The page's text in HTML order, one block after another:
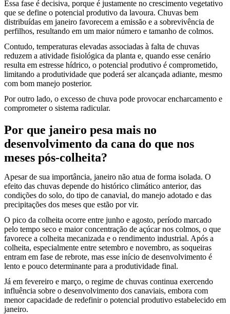
Essa fase é decisiva, porque é justamente no crescimento vegetativo
que se define o potencial produtivo da lavoura. Chuvas bem
distribuídas em janeiro favorecem a emissão e a sobrevivência de
perfilhos, resultando em um maior número e tamanho de colmos.
Contudo, temperaturas elevadas associadas à falta de chuvas
reduzem a atividade fisiológica da planta e, quando esse cenário
resulta em estresse hídrico, o potencial produtivo é comprometido,
limitando a produtividade que poderá ser alcançada adiante, mesmo
com bom manejo posterior.
Por outro lado, o excesso de chuva pode provocar encharcamento e
comprometer o sistema radicular.
Por que janeiro pesa mais no
desenvolvimento da cana do que nos
meses pós-colheita?
Apesar de sua importância, janeiro não atua de forma isolada. O
efeito das chuvas depende do histórico climático anterior, das
condições do solo, do tipo de canavial, do manejo adotado e das
precipitações dos meses que estão por vir.
O pico da colheita ocorre entre junho e agosto, período marcado
pelo tempo seco e maior concentração de açúcar nos colmos, o que
favorece a colheita mecanizada e o rendimento industrial. Após a
colheita, especialmente entre setembro e novembro, as soqueiras
entram em fase de rebrote, mas esse início de desenvolvimento é
lento e pouco determinante para a produtividade final.
Já em fevereiro e março, o regime de chuvas continua exercendo
influência sobre o desenvolvimento dos canaviais, embora com
menor capacidade de redefinir o potencial produtivo estabelecido em
janeiro.